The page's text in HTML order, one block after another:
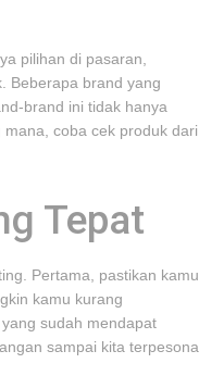
pilihan di pasaran,
Beberapa brand yang
brand ini tidak hanya
coba cek produk dari
Tepat
Pertama, pastikan kamu
kamu kurang
sudah mendapat
sampai kita terpesona